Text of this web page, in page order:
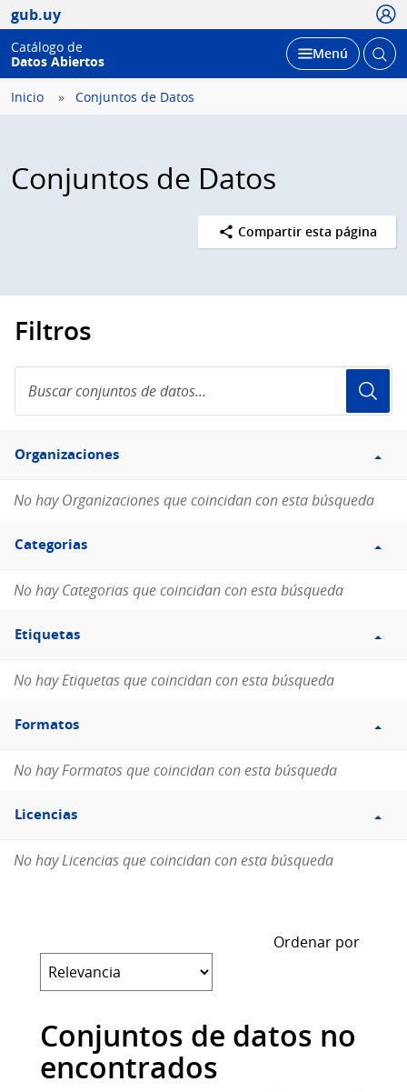
gub.uy
Catálogo de
Datos Abiertos
Desplegar
Menú Abrir
Inicio Conjuntos de Datos
Conjuntos de Datos
Compartir esta página
Filtros
conjuntos
de
Filtro
Organizaciones
Organizaciones
No hay Organizaciones que coincidan con esta búsqueda
Filtro
Categorias
Categorias
No hay Categorias que coincidan con esta búsqueda
Filtro
Etiquetas
Etiquetas
No hay Etiquetas que coincidan con esta búsqueda
Filtro
Formatos
Formatos
No hay Formatos que coincidan con esta búsqueda
Filtro
Licencias
Licencias
No hay Licencias que coincidan con esta búsqueda
Ordenar por
Conjuntos de datos no
encontrados